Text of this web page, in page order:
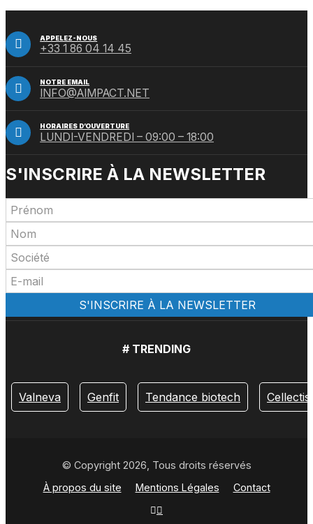
APPELEZ-NOUS
+33 1 86 04 14 45
NOTRE EMAIL
INFO@AIMPACT.NET
HORAIRES D’OUVERTURE
LUNDI-VENDREDI – 09:00 – 18:00
S'INSCRIRE À LA NEWSLETTER
# TRENDING
Valneva Genfit Tendance biotech Cellectis
© Copyright 2026, Tous droits réservés
À propos du site
Mentions Légales Contact